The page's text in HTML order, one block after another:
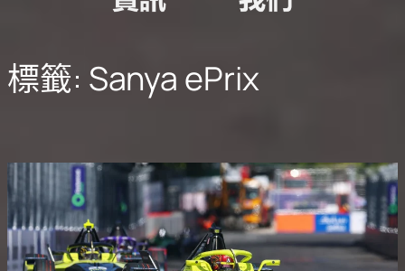
標籤: Sanya ePrix